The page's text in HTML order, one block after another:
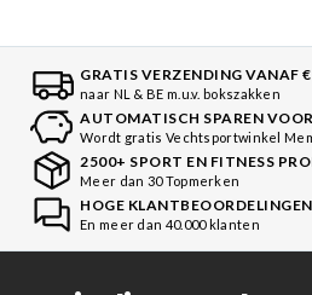
GRATIS VERZENDING VANAF
naar NL & BE m.u.v. bokszakken
AUTOMATISCH SPAREN
Wordt gratis Vechtsportwinkel
2500+ SPORT EN FITNESS
Meer dan 30 Topmerken
HOGE
En meer dan 40.000 klanten